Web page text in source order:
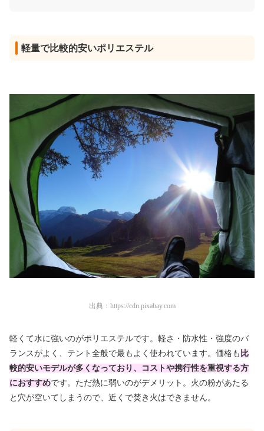
軽量で比較的安いポリエステル
出典： https://cdn.pixabay.com
軽くて水に強いのがポリエステルです。軽さ・防水性・強度のバ
ランスがよく、テント全般で最もよく使われています。価格も 比
較的安いモデルが多くなっており、コストや携行性を重視する方
におすすめです。ただ熱に弱いのがデメリット。火の粉があたる
と穴が空いてしまうので、近くで焚き火はできません。